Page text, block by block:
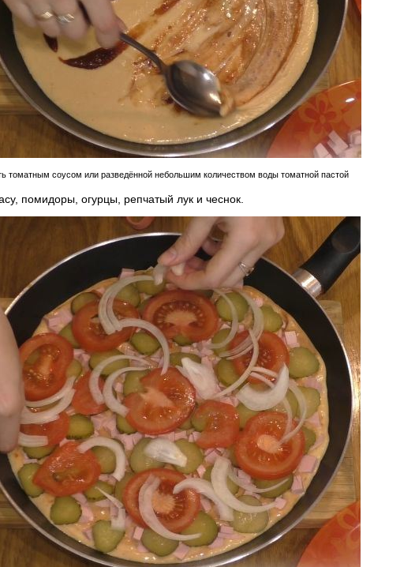
томатным соусом или разведённой небольшим количеством воды томатной пастой
помидоры, огурцы, репчатый лук и чеснок.